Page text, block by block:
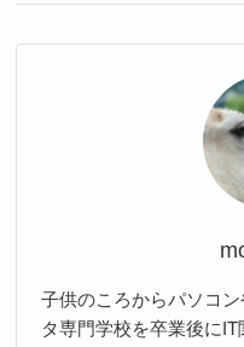
子供のころからパソコ
タ専門学校を卒業後にIT